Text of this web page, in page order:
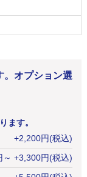
。オプション選
ます。
+2,200円(税込)
～ +3,300円(税込)